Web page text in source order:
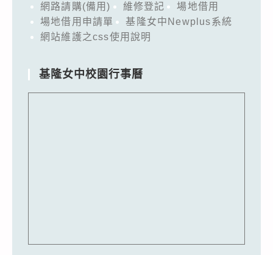
網路請購(備用)
維修登記
場地借用
場地借用申請單
基隆女中Newplus系統
網站維護之css使用說明
基隆女中校園行事曆